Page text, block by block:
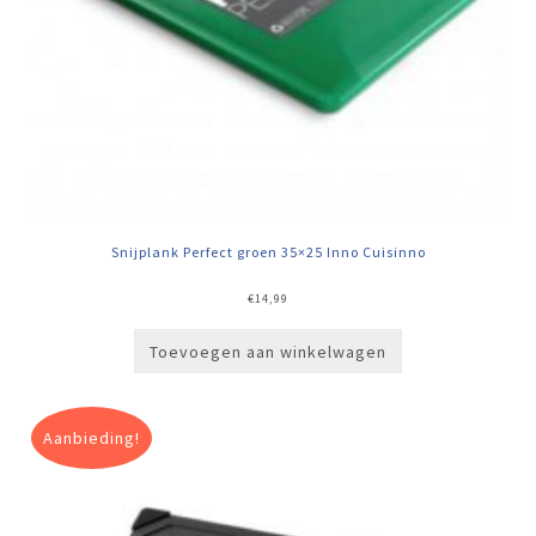
Snijplank Perfect groen 35×25 Inno Cuisinno
€14,99
Toevoegen aan winkelwagen
Aanbieding!